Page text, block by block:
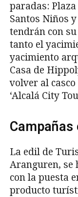
paradas:
Santos Niños
tendrán con
tanto el
yacimiento
Casa de
volver al
‘Alcalá City
La edil de
Aranguren, se
con la puesta
producto